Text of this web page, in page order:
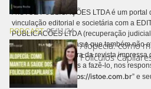
PODCAST05/11/24
Alopecia: como
Folículos
A ISTOÉ PUBLICAÇÕES LTDA é um
vinculação editorial e societária com a
PUBLICACÕES LTDA (recuperação
realizamos cobranças e que também não
contrato de assinatura da revista impressa
autorizamos terceiros a fazê-lo, nos
conteúdo digital “https://istoe.com.br” e